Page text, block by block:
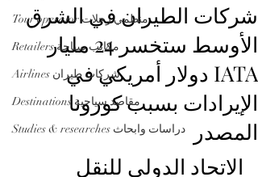
Tour operator منظمي رحلات
Retailers مكاتب سياحة
Airlines شركات طيران
Destinations مقاصد سياحية
Studies & researches دراسات وابحاث
شركات الطيران في الشرق
الأوسط ستخسر 24 مليار
IATA دولار أمريكي في
الإيرادات بسبب كورونا
المصدر
الاتحاد الدولي للنقل